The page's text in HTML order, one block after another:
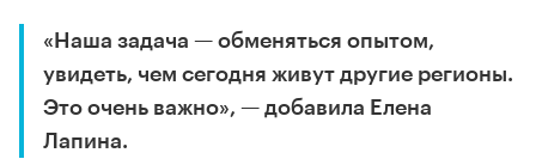
«Наша задача — обменяться опытом,
увидеть, чем сегодня живут другие регионы.
Это очень важно», — добавила Елена
Лапина.